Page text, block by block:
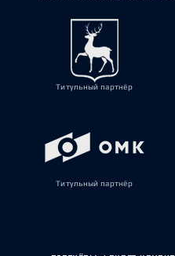
Титульный партнёр
Титульный партнёр